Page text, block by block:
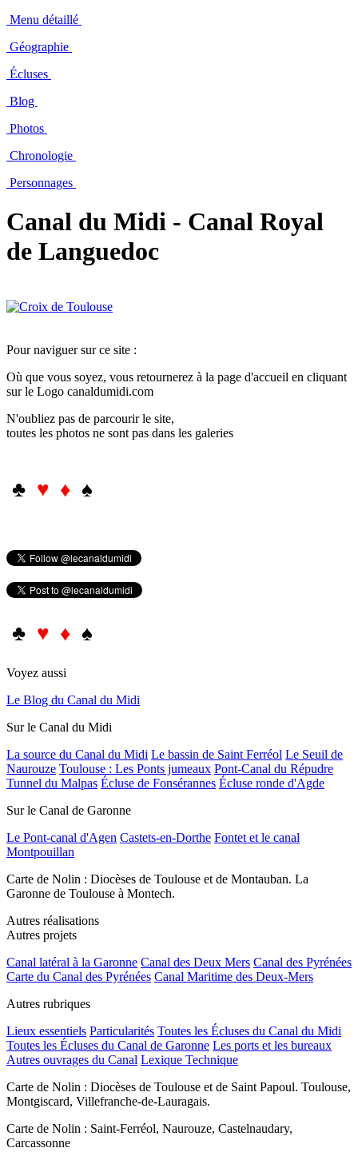
Menu détaillé
Géographie
Écluses
Blog
Photos
Chronologie
Personnages
Canal du Midi - Canal Royal
de Languedoc
Pour naviguer sur ce site :
Où que vous soyez, vous retournerez à la page d'accueil en cliquant
sur le Logo canaldumidi.com
N'oubliez pas de parcourir le site,
toutes les photos ne sont pas dans les galeries
♣ ♥ ♦ ♠
♣ ♥ ♦ ♠
Voyez aussi
Le Blog du Canal du Midi
Sur le Canal du Midi
La source du Canal du Midi Le bassin de Saint Ferréol Le Seuil de
Naurouze Toulouse : Les Ponts jumeaux Pont-Canal du Répudre
Tunnel du Malpas Écluse de Fonsérannes Écluse ronde d'Agde
Sur le Canal de Garonne
Le Pont-canal d'Agen Castets-en-Dorthe Fontet et le canal
Montpouillan
Carte de Nolin : Diocèses de Toulouse et de Montauban. La
Garonne de Toulouse à Montech.
Autres réalisations
Autres projets
Canal latéral à la Garonne Canal des Deux Mers Canal des Pyrénées
Carte du Canal des Pyrénées Canal Maritime des Deux-Mers
Autres rubriques
Lieux essentiels Particularités Toutes les Écluses du Canal du Midi
Toutes les Écluses du Canal de Garonne Les ports et les bureaux
Autres ouvrages du Canal Lexique Technique
Carte de Nolin : Diocèses de Toulouse et de Saint Papoul. Toulouse,
Montgiscard, Villefranche-de-Lauragais.
Carte de Nolin : Saint-Ferréol, Naurouze, Castelnaudary,
Carcassonne